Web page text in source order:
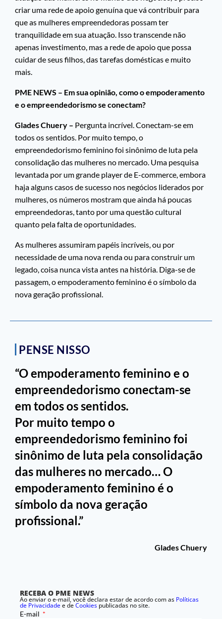
criar uma rede de apoio genuína que vá contribuir para
que as mulheres empreendedoras possam ter
tranquilidade em sua atuação. Isso transcende não
apenas investimento, mas a rede de apoio que possa
cuidar de seus filhos, das tarefas domésticas e muito
mais.
PME NEWS – Em sua opinião, como o empoderamento
e o empreendedorismo se conectam?
Glades Chuery – Pergunta incrível. Conectam-se em
todos os sentidos. Por muito tempo, o
empreendedorismo feminino foi sinônimo de luta pela
consolidação das mulheres no mercado. Uma pesquisa
levantada por um grande player de E-commerce, embora
haja alguns casos de sucesso nos negócios liderados por
mulheres, os números mostram que ainda há poucas
empreendedoras, tanto por uma questão cultural
quanto pela falta de oportunidades.
As mulheres assumiram papéis incríveis, ou por
necessidade de uma nova renda ou para construir um
legado, coisa nunca vista antes na história. Diga-se de
passagem, o empoderamento feminino é o símbolo da
nova geração profissional.
PENSE NISSO
“O empoderamento feminino e o
empreendedorismo conectam-se
em todos os sentidos.
Por muito tempo o
empreendedorismo feminino foi
sinônimo de luta pela consolidação
das mulheres no mercado… O
empoderamento feminino é o
símbolo da nova geração
profissional.”
Glades Chuery
RECEBA O PME NEWS
Ao enviar o e-mail, você declara estar de acordo com as Políticas
de Privacidadee deCookies publicadas no site.
E-mail